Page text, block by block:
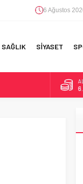
6 Ağustos
SAĞLIK SİYASET